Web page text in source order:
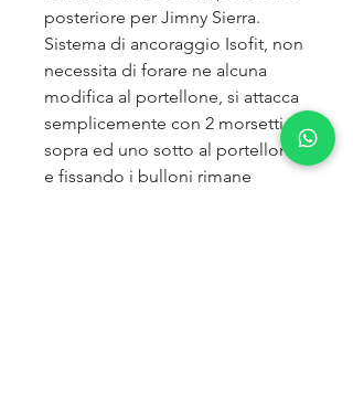
posteriore per Jimny Sierra.
Sistema di ancoraggio Isofit, non
necessita di forare ne alcuna
modifica al portellone, si attacca
semplicemente con 2 morsetti
sopra ed uno sotto al portellone
e fissando i bulloni rimane